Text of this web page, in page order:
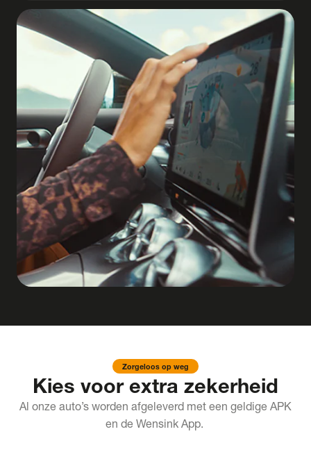
Zorgeloos op weg
Kies voor extra zekerheid
Al onze auto’s worden afgeleverd met een geldige APK
en de Wensink App.